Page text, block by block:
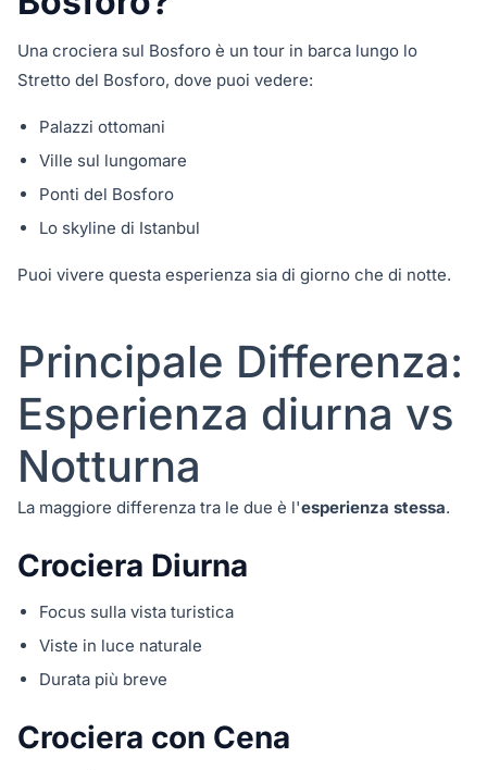
Una crociera sul Bosforo è un tour in barca lungo lo
Stretto del Bosforo, dove puoi vedere:
Palazzi ottomani
Ville sul lungomare
Ponti del Bosforo
Lo skyline di Istanbul
Puoi vivere questa esperienza sia di giorno che di notte.
Principale Differenza:
Esperienza diurna vs
Notturna
La maggiore differenza tra le due è l'esperienza stessa.
Crociera Diurna
Focus sulla vista turistica
Viste in luce naturale
Durata più breve
Crociera con Cena